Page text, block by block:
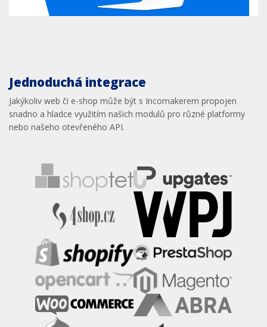
Jednoduchá integrace
Jakýkoliv web či e-shop může být s Incomakerem propojen
snadno a hladce využitím našich modulů pro různé platformy
nebo našeho otevřeného API.